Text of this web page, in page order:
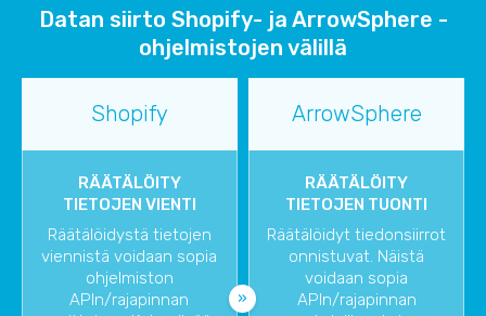
Datan siirto Shopify- ja ArrowSphere -
ohjelmistojen välillä
Shopify ArrowSphere
RÄÄTÄLÖITY
TIETOJEN VIENTI
Räätälöidystä tietojen
viennistä voidaan sopia
ohjelmiston
APIn/rajapinnan
RÄÄTÄLÖITY
TIETOJEN TUONTI
Räätälöidyt tiedonsiirrot
onnistuvat. Näistä
voidaan sopia
APIn/rajapinnan